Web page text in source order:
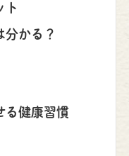
ト
分かる？
る健康習慣